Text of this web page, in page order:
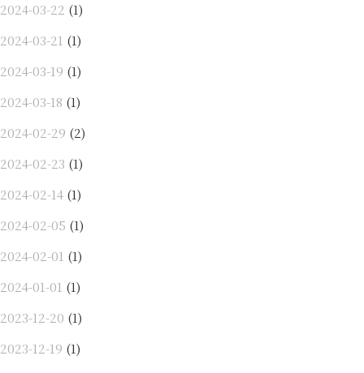
2024-03-22 (1)
2024-03-21 (1)
2024-03-19 (1)
2024-03-18 (1)
2024-02-29 (2)
2024-02-23 (1)
2024-02-14 (1)
2024-02-05 (1)
2024-02-01 (1)
2024-01-01 (1)
2023-12-20 (1)
2023-12-19 (1)